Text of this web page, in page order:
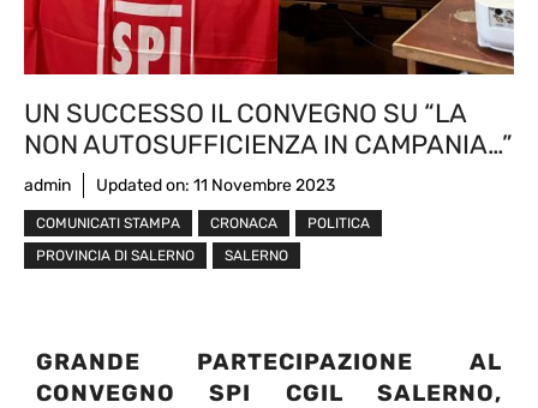
UN SUCCESSO IL CONVEGNO SU “LA
NON AUTOSUFFICIENZA IN CAMPANIA…”
admin Updated on: 11 Novembre 2023
COMUNICATI STAMPA CRONACA
POLITICA
PROVINCIA DI SALERNO
SALERNO
GRANDE PARTECIPAZIONE AL
CONVEGNO SPI CGIL SALERNO,